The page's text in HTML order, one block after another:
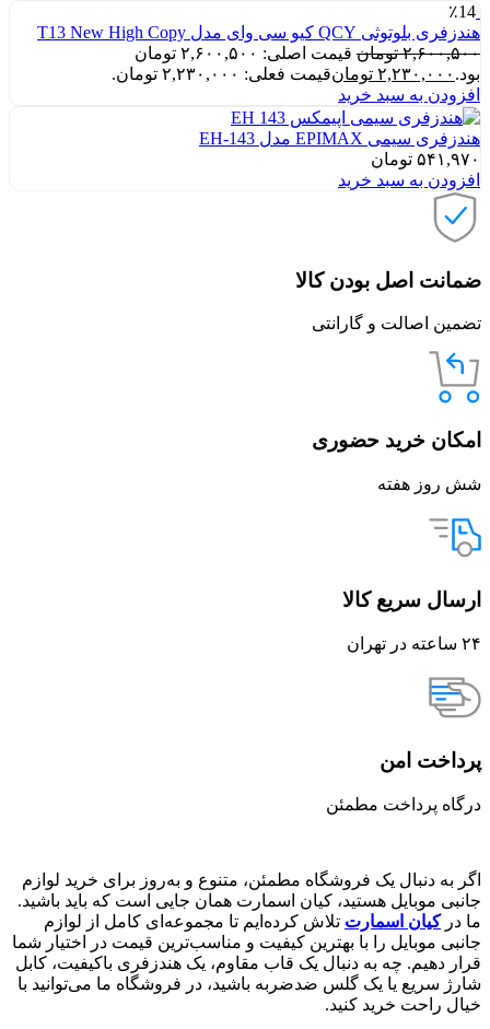
٪14
هندزفری بلوتوثی QCY کیو سی وای مدل T13 New High Copy
۲,۶۰۰,۵۰۰ تومان
قیمت اصلی: ۲,۶۰۰,۵۰۰ تومان
بود. ۲,۲۳۰,۰۰۰ تومانقیمت فعلی: ۲,۲۳۰,۰۰۰ تومان.
افزودن به سبد خرید
هندزفری سیمی EPIMAX مدل EH-143
۵۴۱,۹۷۰ تومان
افزودن به سبد خرید
ضمانت اصل بودن کالا
تضمین اصالت و گارانتی
امکان خرید حضوری
شش روز هفته
ارسال سریع کالا
۲۴ ساعته در تهران
پرداخت امن
درگاه پرداخت مطمئن
اگر به دنبال یک فروشگاه مطمئن، متنوع و به‌روز برای خرید لوازم
جانبی موبایل هستید، کیان اسمارت همان جایی است که باید باشید.
ما درکیان اسمارت تلاش کرده‌ایم تا مجموعه‌ای کامل از لوازم
جانبی موبایل را با بهترین کیفیت و مناسب‌ترین قیمت در اختیار شما
قرار دهیم. چه به دنبال یک قاب مقاوم، یک هندزفری باکیفیت، کابل
شارژ سریع یا یک گلس ضدضربه باشید، در فروشگاه ما می‌توانید با
خیال راحت خرید کنید.